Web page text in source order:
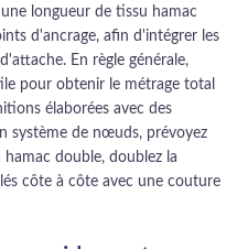
longueur de tissu hamac
d'ancrage, afin d'intégrer les
En règle générale,
pour obtenir le métrage total
élaborées avec des
système de nœuds, prévoyez
double, doublez la
côte à côte avec une couture